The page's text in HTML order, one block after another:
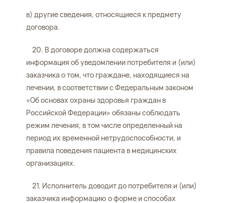
в) другие сведения, относящиеся к предмету
договора.
20. В договоре должна содержаться
информация об уведомлении потребителя и (или)
заказчика о том, что граждане, находящиеся на
лечении, в соответствии с Федеральным законом
«Об основах охраны здоровья граждан в
Российской Федерации» обязаны соблюдать
режим лечения, в том числе определенный на
период их временной нетрудоспособности, и
правила поведения пациента в медицинских
организациях.
21. Исполнитель доводит до потребителя и (или)
заказчика информацию о форме и способах